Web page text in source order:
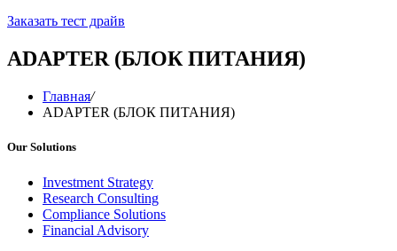
Заказать тест драйв
ADAPTER (БЛОК ПИТАНИЯ)
Главная/
ADAPTER (БЛОК ПИТАНИЯ)
Our Solutions
Investment Strategy
Research Consulting
Compliance Solutions
Financial Advisory